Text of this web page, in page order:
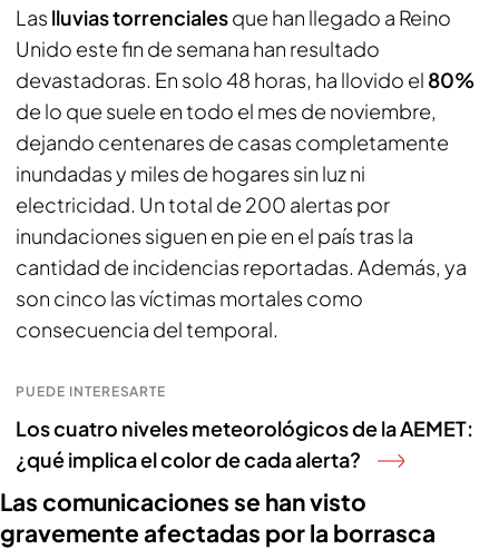
Las lluvias torrencialesque han llegado a Reino
Unido este fin de semana han resultado
devastadoras. En solo 48 horas, ha llovido el 80%
de lo que suele en todo el mes de noviembre,
dejando centenares de casas completamente
inundadas y miles de hogares sin luz ni
electricidad. Un total de 200 alertas por
inundaciones siguen en pie en el país tras la
cantidad de incidencias reportadas. Además, ya
son cinco las víctimas mortales como
consecuencia del temporal.
PUEDE INTERESARTE
Los cuatro niveles meteorológicos de la AEMET:
¿qué implica el color de cada alerta?
Las comunicaciones se han visto
gravemente afectadas por la borrasca